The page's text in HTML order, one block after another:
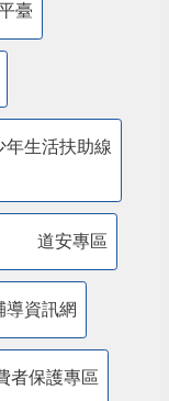
臺
年生活扶助線
道安專區
導資訊網
者保護專區